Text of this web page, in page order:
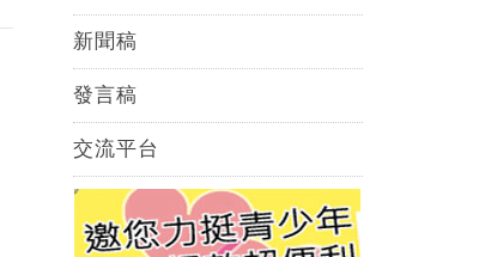
新聞稿
發言稿
交流平台